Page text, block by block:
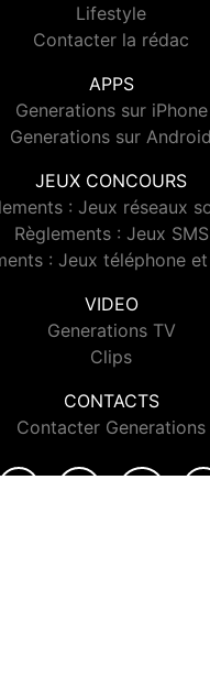
Lifestyle
Contacter la rédac
APPS
Generations sur iPhone
Generations sur Android
JEUX CONCOURS
: Jeux réseaux
Règlements : Jeux SMS
: Jeux téléphone
VIDEO
Generations TV
Clips
CONTACTS
Contacter Generations